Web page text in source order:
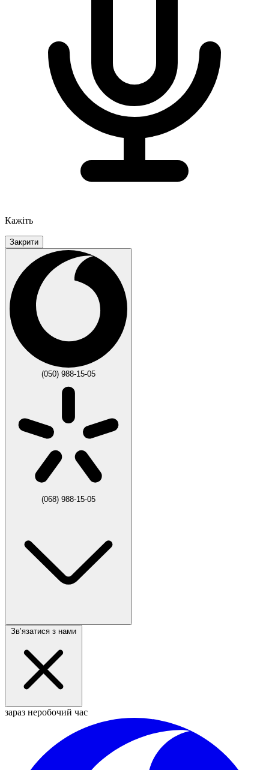
Кажіть
Закрити
(050) 988-15-05
(068) 988-15-05
Звʼязатися з нами
зараз неробочий час